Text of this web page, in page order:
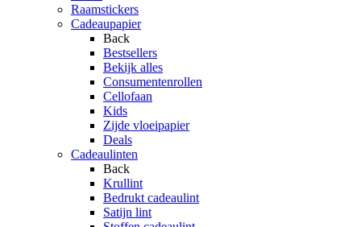
Raamstickers
Cadeaupapier
Back
Bestsellers
Bekijk alles
Consumentenrollen
Cellofaan
Kids
Zijde vloeipapier
Deals
Cadeaulinten
Back
Krullint
Bedrukt cadeaulint
Satijn lint